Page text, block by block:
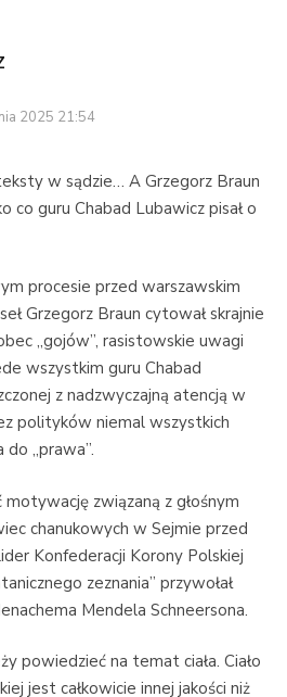
2025 21:54
w sądzie… A Grzegorz Braun
co guru Chabad Lubawicz pisał o
procesie przed warszawskim
Grzegorz Braun cytował skrajnie
„gojów”, rasistowskie uwagi
wszystkim guru Chabad
z nadzwyczajną atencją w
polityków niemal wszystkich
„prawa”.
motywację związaną z głośnym
chanukowych w Sejmie przed
Konfederacji Korony Polskiej
zeznania” przywołał
Mendela Schneersona.
powiedzieć na temat ciała. Ciało
jest całkowicie innej jakości niż